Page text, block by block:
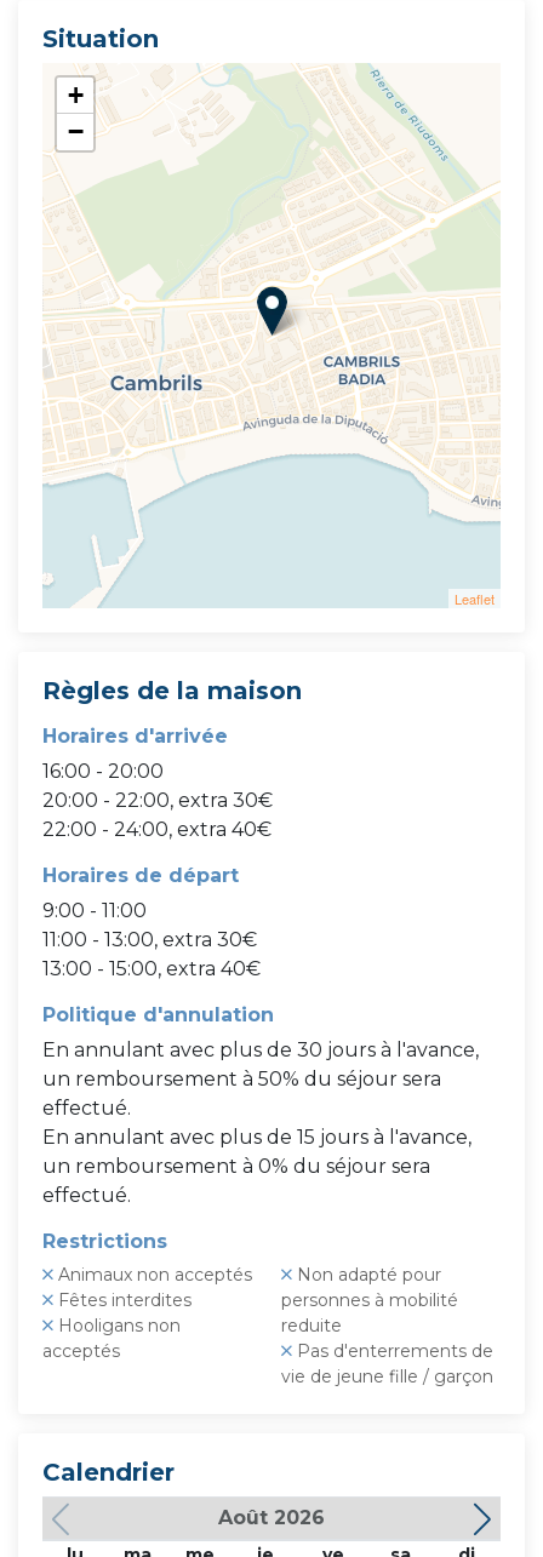
Situation
+
−
Leaflet
Règles de la maison
Horaires d'arrivée
16:00 - 20:00
20:00 - 22:00, extra 30€
22:00 - 24:00, extra 40€
Horaires de départ
9:00 - 11:00
11:00 - 13:00, extra 30€
13:00 - 15:00, extra 40€
Politique d'annulation
En annulant avec plus de 30 jours à l'avance,
un remboursement à 50% du séjour sera
effectué.
En annulant avec plus de 15 jours à l'avance,
un remboursement à 0% du séjour sera
effectué.
Restrictions
Animaux non acceptés
Fêtes interdites
acceptés
personnes à mobilité
reduite
vie de jeune fille / garçon
Calendrier
Août 2026